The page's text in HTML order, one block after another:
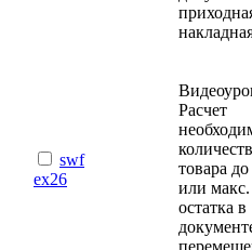
swf
ex26
Расчет
товара
или макс.
остатка в